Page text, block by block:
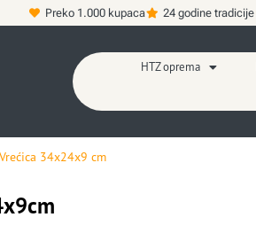
Preko 1.000 kupaca 24 godine tradicije
HTZ oprema
Vrećica 34x24x9 cm